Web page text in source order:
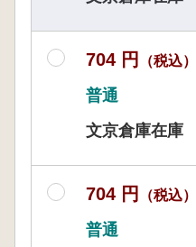
704 円 （税込）
普通
文京倉庫在庫
704 円 （税込）
普通